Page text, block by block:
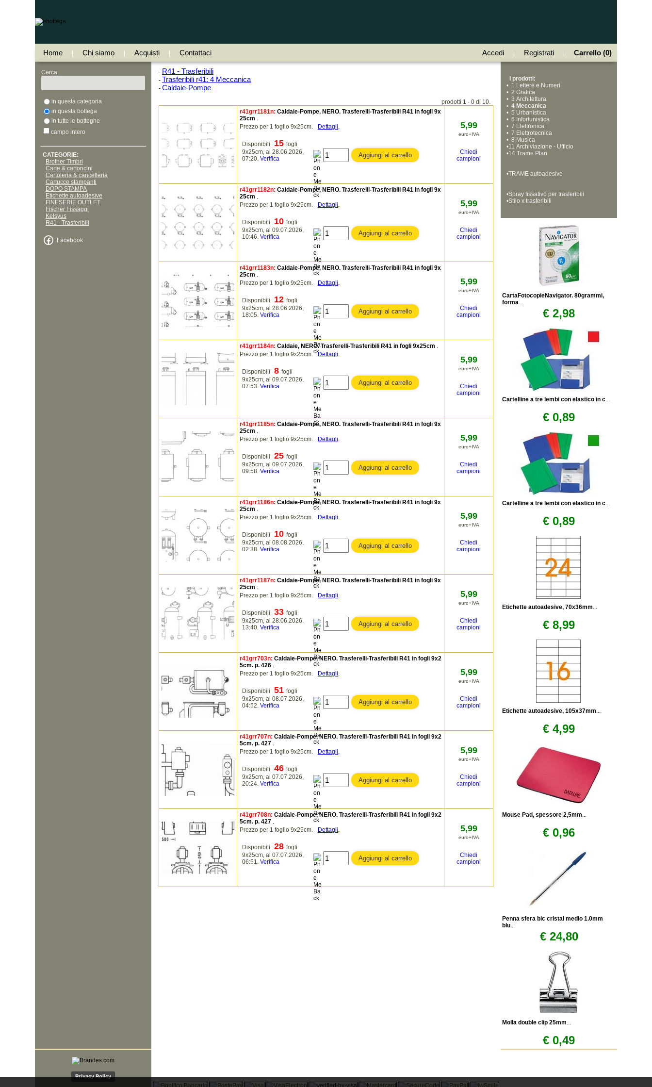
Home Chi siamo Acquisti Contattaci Accedi Registrati Carrello (0)
Cerca:
in questa categoria
in questa bottega
in tutte le botteghe
campo intero
CATEGORIE:
Brother Timbri
Carte & cartoncini
Cartoleria & cancelleria
Cartucce stampanti
DOPO STAMPA
Etichette autoadesive
FINESERIE OUTLET
Fischer Fissaggi
Kelsyus
R41 - Trasferibili
Facebook
- R41 - Trasferibili
- Trasferibili r41: 4 Meccanica
- Caldaie-Pompe
prodotti 1 - 0 di 10.
r41grr1181n: Caldaie-Pompe, NERO. Trasferelli-Trasferibili R41 in fogli 9x
25cm .
Prezzo per 1 foglio 9x25cm.
Dettagli.
Disponibili 15 fogli
9x25cm, al 28.06.2026,
07:20. Verifica
5,99
euro+IVA
Chiedi
campioni
r41grr1182n: Caldaie-Pompe, NERO. Trasferelli-Trasferibili R41 in fogli 9x
25cm .
Prezzo per 1 foglio 9x25cm.
Dettagli.
Disponibili 10 fogli
9x25cm, al 09.07.2026,
10:46. Verifica
5,99
euro+IVA
Chiedi
campioni
r41grr1183n: Caldaie-Pompe, NERO. Trasferelli-Trasferibili R41 in fogli 9x
25cm .
Prezzo per 1 foglio 9x25cm.
Dettagli.
Disponibili 12 fogli
9x25cm, al 28.06.2026,
18:05. Verifica
5,99
euro+IVA
Chiedi
campioni
r41grr1184n: Caldaie, NERO. Trasferelli-Trasferibili R41 in fogli 9x25cm .
Prezzo per 1 foglio 9x25cm. Dettagli.
Disponibili 8 fogli
9x25cm, al 09.07.2026,
07:53. Verifica
5,99
euro+IVA
Chiedi
campioni
r41grr1185n: Caldaie-Pompe, NERO. Trasferelli-Trasferibili R41 in fogli 9x
25cm .
Prezzo per 1 foglio 9x25cm.
Dettagli.
Disponibili 25 fogli
9x25cm, al 09.07.2026,
09:58. Verifica
5,99
euro+IVA
Chiedi
campioni
r41grr1186n: Caldaie-Pompe, NERO. Trasferelli-Trasferibili R41 in fogli 9x
25cm .
Prezzo per 1 foglio 9x25cm.
Dettagli.
Disponibili 10 fogli
9x25cm, al 08.08.2026,
02:38. Verifica
5,99
euro+IVA
Chiedi
campioni
r41grr1187n: Caldaie-Pompe, NERO. Trasferelli-Trasferibili R41 in fogli 9x
25cm .
Prezzo per 1 foglio 9x25cm.
Dettagli.
Disponibili 33 fogli
9x25cm, al 28.06.2026,
13:40. Verifica
5,99
euro+IVA
Chiedi
campioni
r41grr703n: Caldaie-Pompe, NERO. Trasferelli-Trasferibili R41 in fogli 9x2
5cm. p. 426 .
Prezzo per 1 foglio 9x25cm.
Dettagli.
Disponibili 51 fogli
9x25cm, al 08.07.2026,
04:52. Verifica
5,99
euro+IVA
Chiedi
campioni
r41grr707n: Caldaie-Pompe, NERO. Trasferelli-Trasferibili R41 in fogli 9x2
5cm. p. 427 .
Prezzo per 1 foglio 9x25cm.
Dettagli.
Disponibili 46 fogli
9x25cm, al 07.07.2026,
20:24. Verifica
5,99
euro+IVA
Chiedi
campioni
r41grr708n: Caldaie-Pompe, NERO. Trasferelli-Trasferibili R41 in fogli 9x2
5cm. p. 427 .
Prezzo per 1 foglio 9x25cm.
Dettagli.
Disponibili 28 fogli
9x25cm, al 07.07.2026,
06:51. Verifica
5,99
euro+IVA
Chiedi
campioni
I prodotti:
• 1 Lettere e Numeri
• 2 Grafica
• 3 Architettura
• 4 Meccanica
• 5 Urbanistica
• 6 Infortunistica
• 7 Elettronica
• 7 Elettrotecnica
• 8 Musica
•11 Archiviazione - Ufficio
•14 Trame Plan
•TRAME autoadesive
•Spray fissativo per trasferibili
•Stilo x trasferibili
CartaFotocopieNavigator. 80grammi,
forma...
€ 2,98
Cartelline a tre lembi con elastico in c...
€ 0,89
Cartelline a tre lembi con elastico in c...
€ 0,89
Etichette autoadesive, 70x36mm...
€ 8,99
Etichette autoadesive, 105x37mm...
€ 4,99
Mouse Pad, spessore 2,5mm...
€ 0,96
Penna sfera bic cristal medio 1.0mm
blu...
€ 24,80
Molla double clip 25mm...
€ 0,49
Privacy Policy